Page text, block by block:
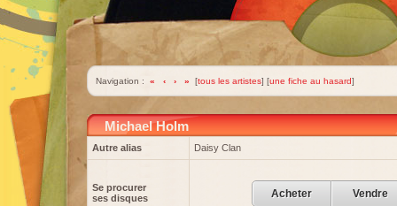
Navigation : « ‹ › » [tous les artistes] [une fiche au hasard]
Michael Holm
Autre alias Daisy Clan
Se procurer
ses disques
Acheter Vendre